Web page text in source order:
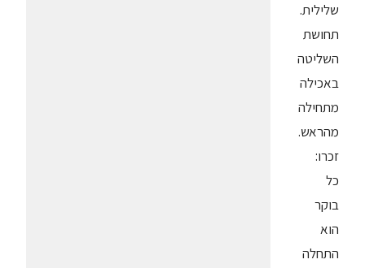
שלילית.
תחושת
השליטה
באכילה
מתחילה
מהראש.
זכרו:
כל
בוקר
הוא
התחלה